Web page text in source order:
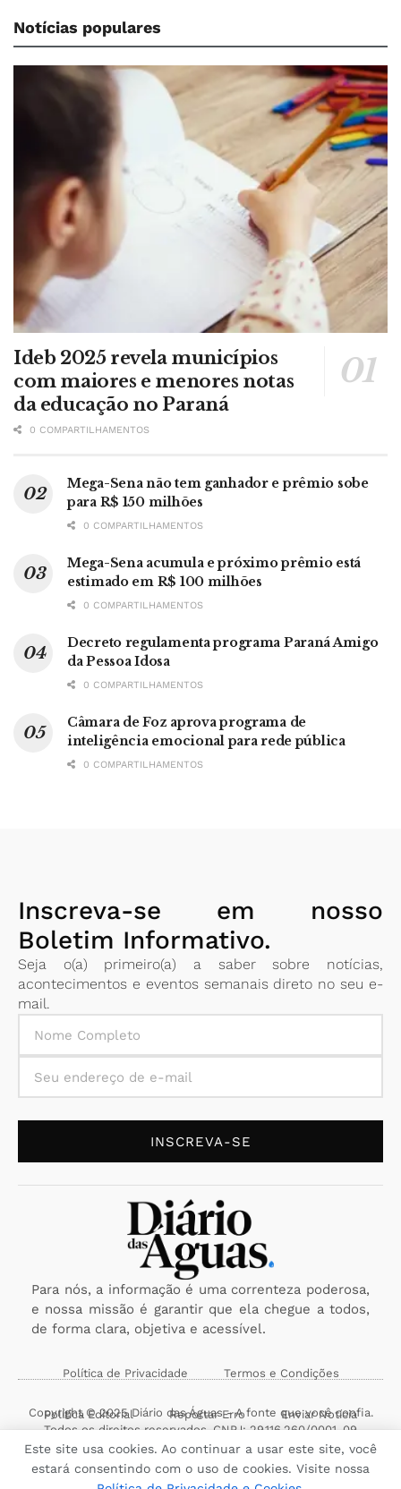
Notícias populares
Ideb 2025 revela municípios
com maiores e menores notas
da educação no Paraná
0 COMPARTILHAMENTOS
Mega-Sena não tem ganhador e prêmio sobe
para R$ 150 milhões
0 COMPARTILHAMENTOS
Mega-Sena acumula e próximo prêmio está
estimado em R$ 100 milhões
0 COMPARTILHAMENTOS
Decreto regulamenta programa Paraná Amigo
da Pessoa Idosa
0 COMPARTILHAMENTOS
Câmara de Foz aprova programa de
inteligência emocional para rede pública
0 COMPARTILHAMENTOS
Inscreva-se em nosso
Boletim Informativo.
Seja o(a) primeiro(a) a saber sobre notícias,
acontecimentos e eventos semanais direto no seu e-
mail.
INSCREVA-SE
Para nós, a informação é uma correnteza poderosa,
e nossa missão é garantir que ela chegue a todos,
de forma clara, objetiva e acessível.
Política de Privacidade Termos e Condições
Política Editorial Reportar Erro Enviar Notícia
Copyright © 2025 Diário das Águas - A fonte que você confia.
Todos os direitos reservados. CNPJ: 29.116.260/0001-09
Este site usa cookies. Ao continuar a usar este site, você
estará consentindo com o uso de cookies. Visite nossa